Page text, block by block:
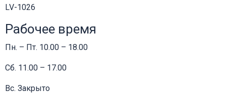
LV-1026
Рабочее время
Пн. – Пт. 10.00 – 18.00
Сб. 11.00 – 17.00
Вс. Закрыто